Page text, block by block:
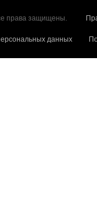
права защищены.
данных